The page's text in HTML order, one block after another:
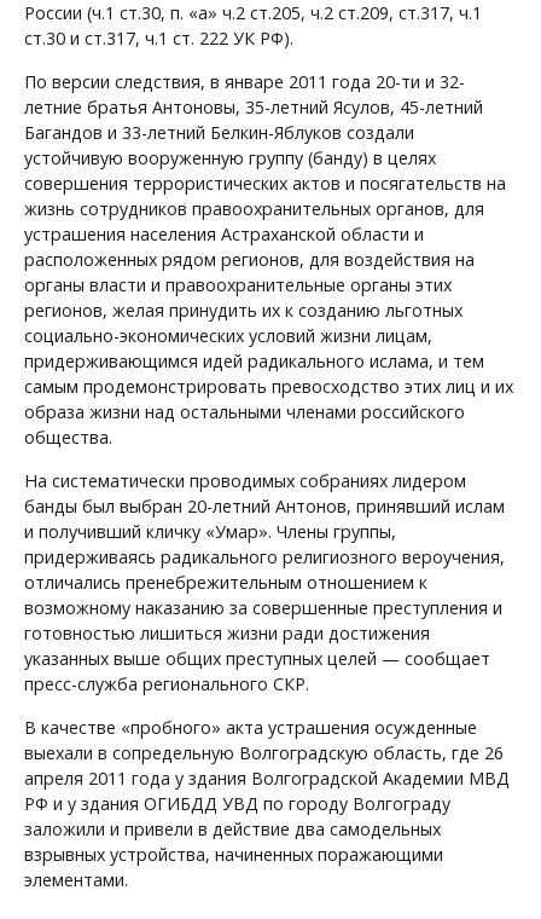
России (ч.1 ст.30, п. «а» ч.2 ст.205, ч.2 ст.209, ст.317, ч.1
ст.30 и ст.317, ч.1 ст. 222 УК РФ).
По версии следствия, в январе 2011 года 20-ти и 32-
летние братья Антоновы, 35-летний Ясулов, 45-летний
Багандов и 33-летний Белкин-Яблуков создали
устойчивую вооруженную группу (банду) в целях
совершения террористических актов и посягательств на
жизнь сотрудников правоохранительных органов, для
устрашения населения Астраханской области и
расположенных рядом регионов, для воздействия на
органы власти и правоохранительные органы этих
регионов, желая принудить их к созданию льготных
социально-экономических условий жизни лицам,
придерживающимся идей радикального ислама, и тем
самым продемонстрировать превосходство этих лиц и их
образа жизни над остальными членами российского
общества.
На систематически проводимых собраниях лидером
банды был выбран 20-летний Антонов, принявший ислам
и получивший кличку «Умар». Члены группы,
придерживаясь радикального религиозного вероучения,
отличались пренебрежительным отношением к
возможному наказанию за совершенные преступления и
готовностью лишиться жизни ради достижения
указанных выше общих преступных целей — сообщает
пресс-служба регионального СКР.
В качестве «пробного» акта устрашения осужденные
выехали в сопредельную Волгоградскую область, где 26
апреля 2011 года у здания Волгоградской Академии МВД
РФ и у здания ОГИБДД УВД по городу Волгограду
заложили и привели в действие два самодельных
взрывных устройства, начиненных поражающими
элементами.